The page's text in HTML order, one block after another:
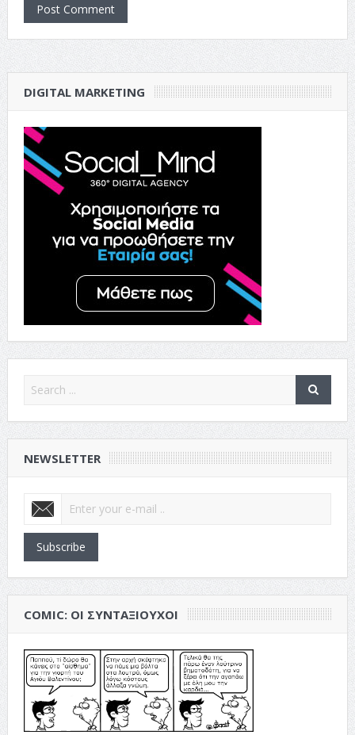
DIGITAL MARKETING
NEWSLETTER
Subscribe
COMIC: ΟΙ ΣΥΝΤΑΞΙΟΎΧΟΙ